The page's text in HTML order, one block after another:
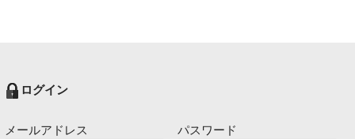
ログイン
メールアドレス パスワード